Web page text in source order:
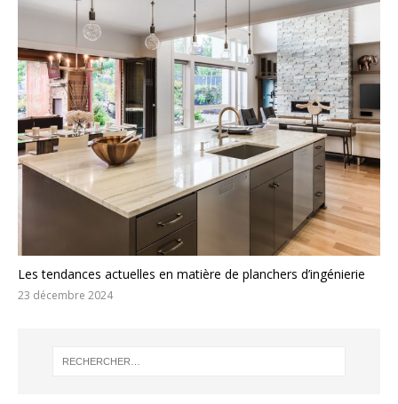
Les tendances actuelles en matière de planchers d’ingénierie
23 décembre 2024